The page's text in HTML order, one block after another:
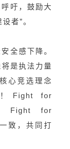
吁，鼓励大
者”。
全感下降。
是执法力量
心竞选理念
Fight for
Fight for
致，共同打